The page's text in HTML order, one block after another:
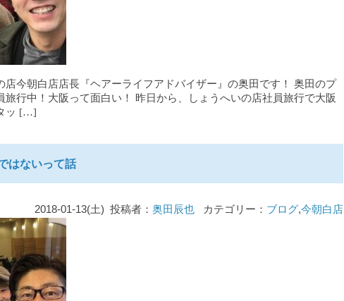
店今朝白店店長『ヘアーライフアドバイザー』の奥田です！ 奥田のプ
旅行中！大阪って面白い！ 昨日から、しょうへいの店社員旅行で大阪
ッ […]
はないって話
2018-01-13(土) 投稿者： 奥田辰也カテゴリー： ブログ,今朝白店